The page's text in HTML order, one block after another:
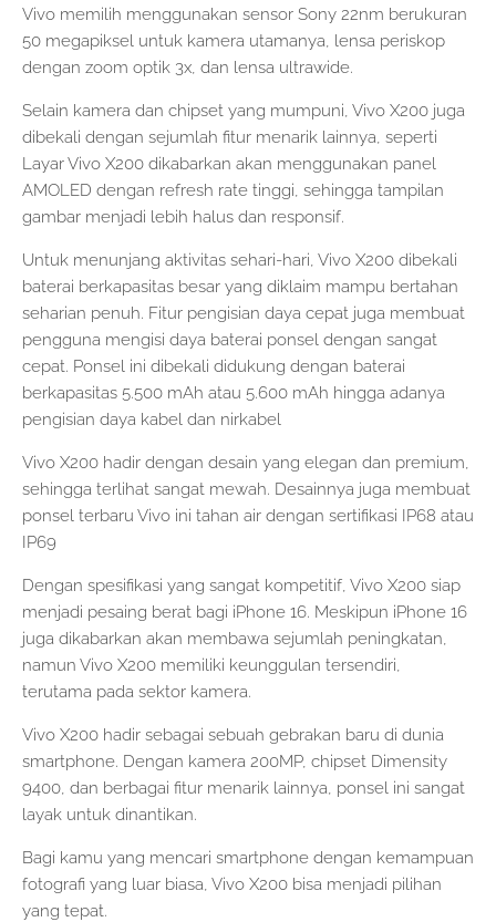
Vivo memilih menggunakan sensor Sony 22nm berukuran
50 megapiksel untuk kamera utamanya, lensa periskop
dengan zoom optik 3x, dan lensa ultrawide.
Selain kamera dan chipset yang mumpuni, Vivo X200 juga
dibekali dengan sejumlah fitur menarik lainnya, seperti
Layar Vivo X200 dikabarkan akan menggunakan panel
AMOLED dengan refresh rate tinggi, sehingga tampilan
gambar menjadi lebih halus dan responsif.
Untuk menunjang aktivitas sehari-hari, Vivo X200 dibekali
baterai berkapasitas besar yang diklaim mampu bertahan
seharian penuh. Fitur pengisian daya cepat juga membuat
pengguna mengisi daya baterai ponsel dengan sangat
cepat. Ponsel ini dibekali didukung dengan baterai
berkapasitas 5.500 mAh atau 5.600 mAh hingga adanya
pengisian daya kabel dan nirkabel
Vivo X200 hadir dengan desain yang elegan dan premium,
sehingga terlihat sangat mewah. Desainnya juga membuat
ponsel terbaru Vivo ini tahan air dengan sertifikasi IP68 atau
IP69
Dengan spesifikasi yang sangat kompetitif, Vivo X200 siap
menjadi pesaing berat bagi iPhone 16. Meskipun iPhone 16
juga dikabarkan akan membawa sejumlah peningkatan,
namun Vivo X200 memiliki keunggulan tersendiri,
terutama pada sektor kamera.
Vivo X200 hadir sebagai sebuah gebrakan baru di dunia
smartphone. Dengan kamera 200MP, chipset Dimensity
9400, dan berbagai fitur menarik lainnya, ponsel ini sangat
layak untuk dinantikan.
Bagi kamu yang mencari smartphone dengan kemampuan
fotografi yang luar biasa, Vivo X200 bisa menjadi pilihan
yang tepat.